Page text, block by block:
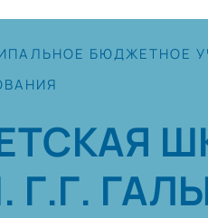
БЮДЖЕТНОЕ
Г.Г.